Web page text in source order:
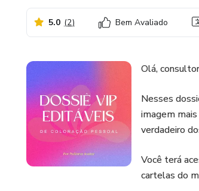
5.0 (2) Bem Avaliado
Olá,
Nesses
imagem
verdadeiro
Você terá
cartelas do